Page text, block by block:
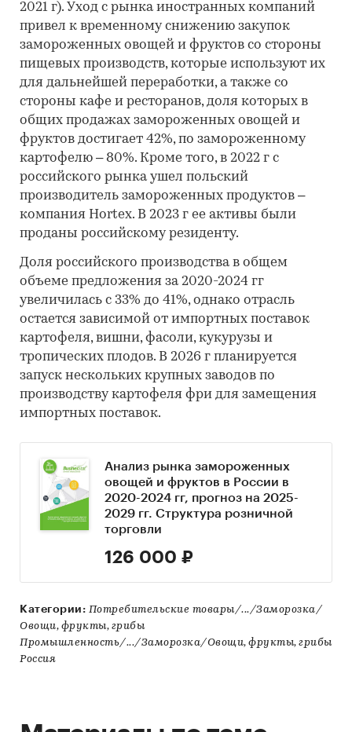
2021 г). Уход с рынка иностранных компаний
привел к временному снижению закупок
замороженных овощей и фруктов со стороны
пищевых производств, которые используют их
для дальнейшей переработки, а также со
стороны кафе и ресторанов, доля которых в
общих продажах замороженных овощей и
фруктов достигает 42%, по замороженному
картофелю – 80%. Кроме того, в 2022 г с
российского рынка ушел польский
производитель замороженных продуктов –
компания Hortex. В 2023 г ее активы были
проданы российскому резиденту.
Доля российского производства в общем
объеме предложения за 2020-2024 гг
увеличилась с 33% до 41%, однако отрасль
остается зависимой от импортных поставок
картофеля, вишни, фасоли, кукурузы и
тропических плодов. В 2026 г планируется
запуск нескольких крупных заводов по
производству картофеля фри для замещения
импортных поставок.
Анализ рынка замороженных
овощей и фруктов в России в
2020-2024 гг, прогноз на 2025-
2029 гг. Структура розничной
торговли
126 000 ₽
Категории: Потребительские товары/.../Заморозка/
Овощи, фрукты, грибы
Промышленность/.../Заморозка/Овощи, фрукты, грибы
Россия